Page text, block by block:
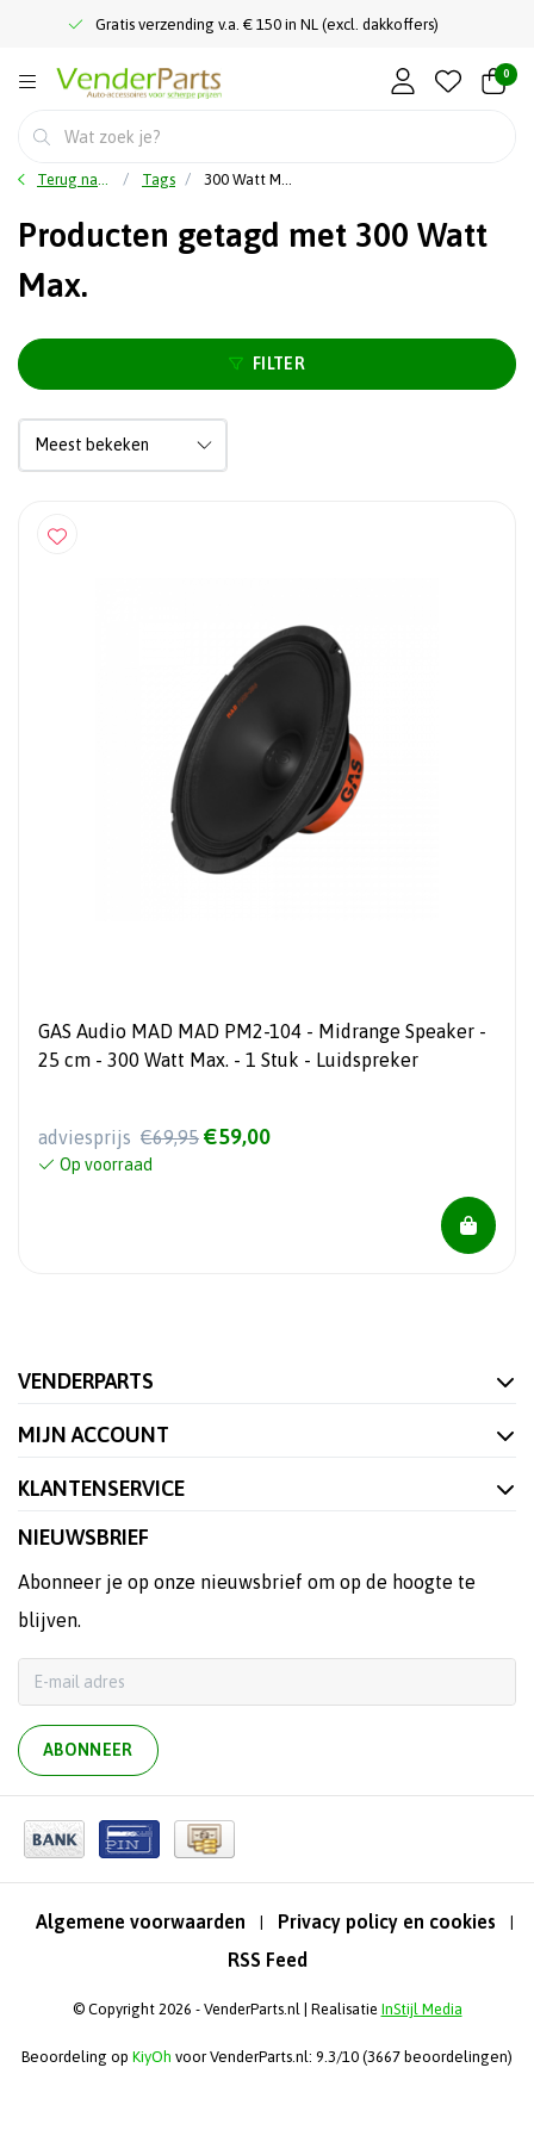
Gratis verzending v.a. € 150 in NL (excl. dakkoffers)
0
Terug naar home Tags 300 Watt Max.
Producten getagd met 300 Watt
Max.
FILTER
GAS Audio MAD MAD PM2-104 - Midrange Speaker -
25 cm - 300 Watt Max. - 1 Stuk - Luidspreker
adviesprijs €69,95 €59,00
Op voorraad
VENDERPARTS
MIJN ACCOUNT
KLANTENSERVICE
NIEUWSBRIEF
Abonneer je op onze nieuwsbrief om op de hoogte te
blijven.
ABONNEER
Algemene voorwaarden | Privacy policy en cookies |
RSS Feed
© Copyright 2026 - VenderParts.nl | Realisatie InStijl Media
Beoordeling op KiyOh voor VenderParts.nl: 9.3/10 (3667 beoordelingen)